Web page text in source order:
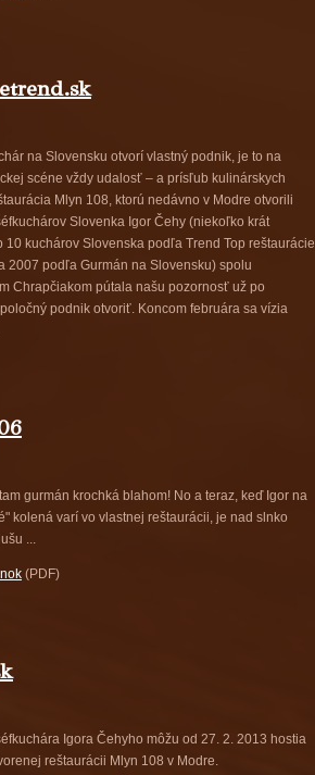
na Slovensku otvorí vlastný podnik, je to na
scéne vždy udalosť – a prísľub kulinárskych
Mlyn 108, ktorú nedávno v Modre otvorili
Slovenka Igor Čehy (niekoľko krát
10 kuchárov Slovenska podľa Trend Top reštaurácie
2007 podľa Gurmán na Slovensku) spolu
Chrapčiakom pútala našu pozornosť už po
podnik otvoriť. Koncom februára sa vízia
gurmán krochká blahom! No a teraz, keď Igor na
kolená varí vo vlastnej reštaurácii, je nad slnko
...
(PDF)
Igora Čehyho môžu od 27. 2. 2013 hostia
reštaurácii Mlyn 108 v Modre.